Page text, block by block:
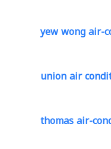
yew wong air-
union air
thomas air-